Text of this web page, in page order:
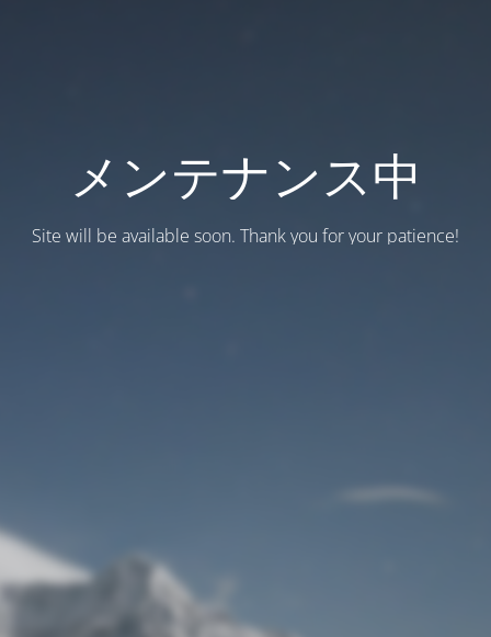
メンテナンス中
Site will be available soon. Thank you for your patience!